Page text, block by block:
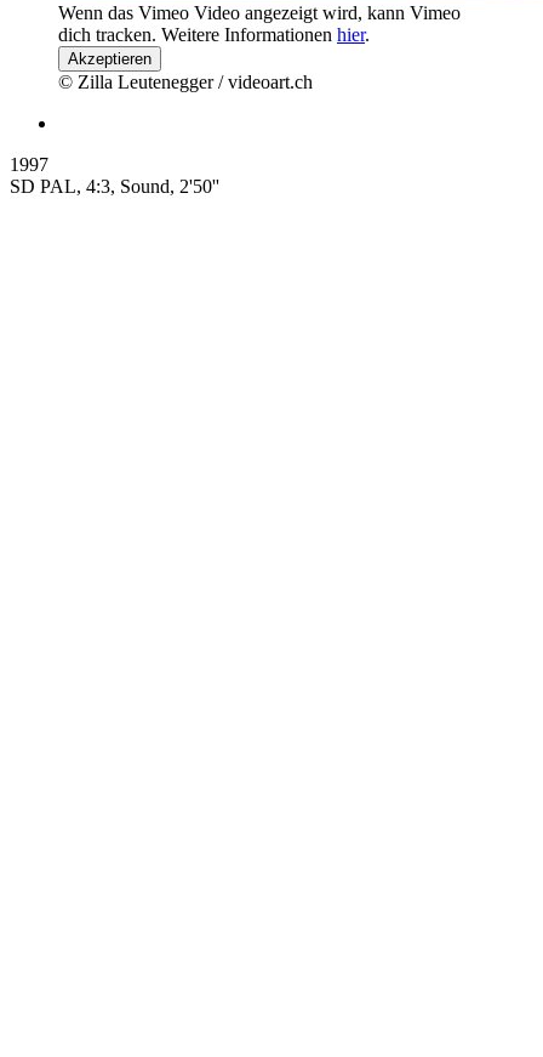
Wenn das Vimeo Video angezeigt wird, kann Vimeo
dich tracken. Weitere Informationen hier.
Akzeptieren
© Zilla Leutenegger / videoart.ch
1997
SD PAL, 4:3, Sound, 2'50''